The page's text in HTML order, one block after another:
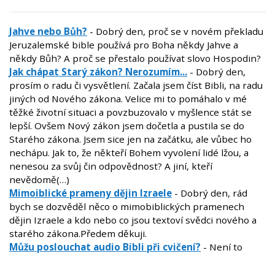
Jahve nebo Bůh? - Dobrý den, proč se v novém překladu
Jeruzalemské bible používá pro Boha někdy Jahve a
někdy Bůh? A proč se přestalo používat slovo Hospodin?
Jak chápat Starý zákon? Nerozumím... - Dobrý den,
prosím o radu či vysvětlení. Začala jsem číst Bibli, na radu
jiných od Nového zákona. Velice mi to pomáhalo v mé
těžké životní situaci a povzbuzovalo v myšlence stát se
lepší. Ovšem Nový zákon jsem dočetla a pustila se do
Starého zákona. Jsem sice jen na začátku, ale vůbec ho
nechápu. Jak to, že někteří Bohem vyvolení lidé lžou, a
nenesou za svůj čin odpovědnost? A jiní, kteří
nevědomě(…)
Mimoiblické prameny dějin Izraele - Dobrý den, rád
bych se dozvěděl něco o mimobiblických pramenech
dějin Izraele a kdo nebo co jsou textoví svědci nového a
starého zákona.Předem děkuji.
Můžu poslouchat audio Bibli při cvičení? - Není to